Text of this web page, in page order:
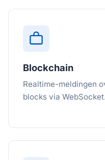
Blockchain
Realtime-meldingen
blocks via WebSocket.